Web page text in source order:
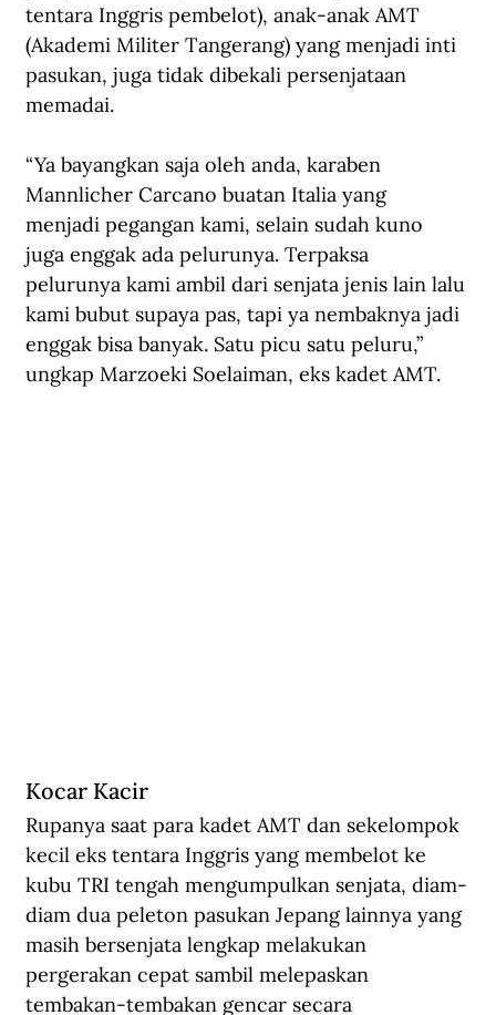
tentara Inggris pembelot), anak-anak AMT
(Akademi Militer Tangerang) yang menjadi inti
pasukan, juga tidak dibekali persenjataan
memadai.
“Ya bayangkan saja oleh anda, karaben
Mannlicher Carcano buatan Italia yang
menjadi pegangan kami, selain sudah kuno
juga enggak ada pelurunya. Terpaksa
pelurunya kami ambil dari senjata jenis lain lalu
kami bubut supaya pas, tapi ya nembaknya jadi
enggak bisa banyak. Satu picu satu peluru,”
ungkap Marzoeki Soelaiman, eks kadet AMT.
Kocar Kacir
Rupanya saat para kadet AMT dan sekelompok
kecil eks tentara Inggris yang membelot ke
kubu TRI tengah mengumpulkan senjata, diam-
diam dua peleton pasukan Jepang lainnya yang
masih bersenjata lengkap melakukan
pergerakan cepat sambil melepaskan
tembakan-tembakan gencar secara